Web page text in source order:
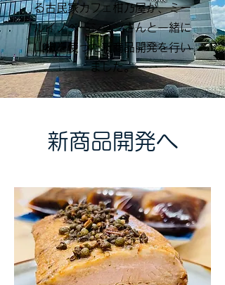
る古民家カフェ柑乃屋が、ミー
ルイノベーションさんと一緒に
山椒を使った新商品開発を行い
ました。
​新商品開発へ